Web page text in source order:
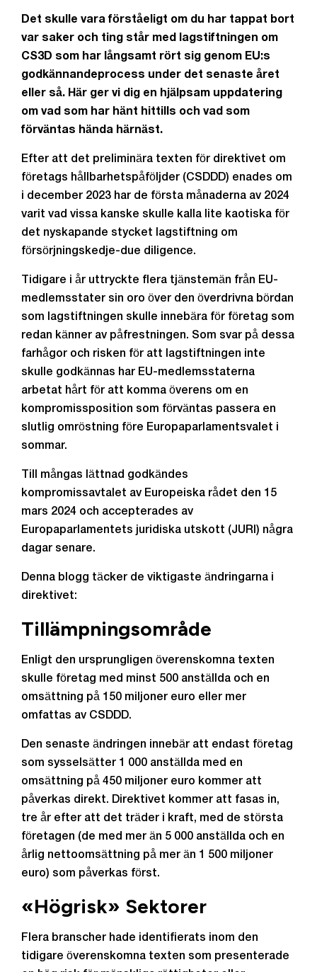
Det skulle vara förståeligt om du har tappat bort
var saker och ting står med lagstiftningen om
CS3D som har långsamt rört sig genom EU:s
godkännandeprocess under det senaste året
eller så. Här ger vi dig en hjälpsam uppdatering
om vad som har hänt hittills och vad som
förväntas hända härnäst.
Efter att det preliminära texten för direktivet om
företags hållbarhetspåföljder (CSDDD) enades om
i december 2023 har de första månaderna av 2024
varit vad vissa kanske skulle kalla lite kaotiska för
det nyskapande stycket lagstiftning om
försörjningskedje-due diligence.
Tidigare i år uttryckte flera tjänstemän från EU-
medlemsstater sin oro över den överdrivna bördan
som lagstiftningen skulle innebära för företag som
redan känner av påfrestningen. Som svar på dessa
farhågor och risken för att lagstiftningen inte
skulle godkännas har EU-medlemsstaterna
arbetat hårt för att komma överens om en
kompromissposition som förväntas passera en
slutlig omröstning före Europaparlamentsvalet i
sommar.
Till mångas lättnad godkändes
kompromissavtalet av Europeiska rådet den 15
mars 2024 och accepterades av
Europaparlamentets juridiska utskott (JURI) några
dagar senare.
Denna blogg täcker de viktigaste ändringarna i
direktivet:
Tillämpningsområde
Enligt den ursprungligen överenskomna texten
skulle företag med minst 500 anställda och en
omsättning på 150 miljoner euro eller mer
omfattas av CSDDD.
Den senaste ändringen innebär att endast företag
som sysselsätter 1 000 anställda med en
omsättning på 450 miljoner euro kommer att
påverkas direkt. Direktivet kommer att fasas in,
tre år efter att det träder i kraft, med de största
företagen (de med mer än 5 000 anställda och en
årlig nettoomsättning på mer än 1 500 miljoner
euro) som påverkas först.
«Högrisk» Sektorer
Flera branscher hade identifierats inom den
tidigare överenskomna texten som presenterade